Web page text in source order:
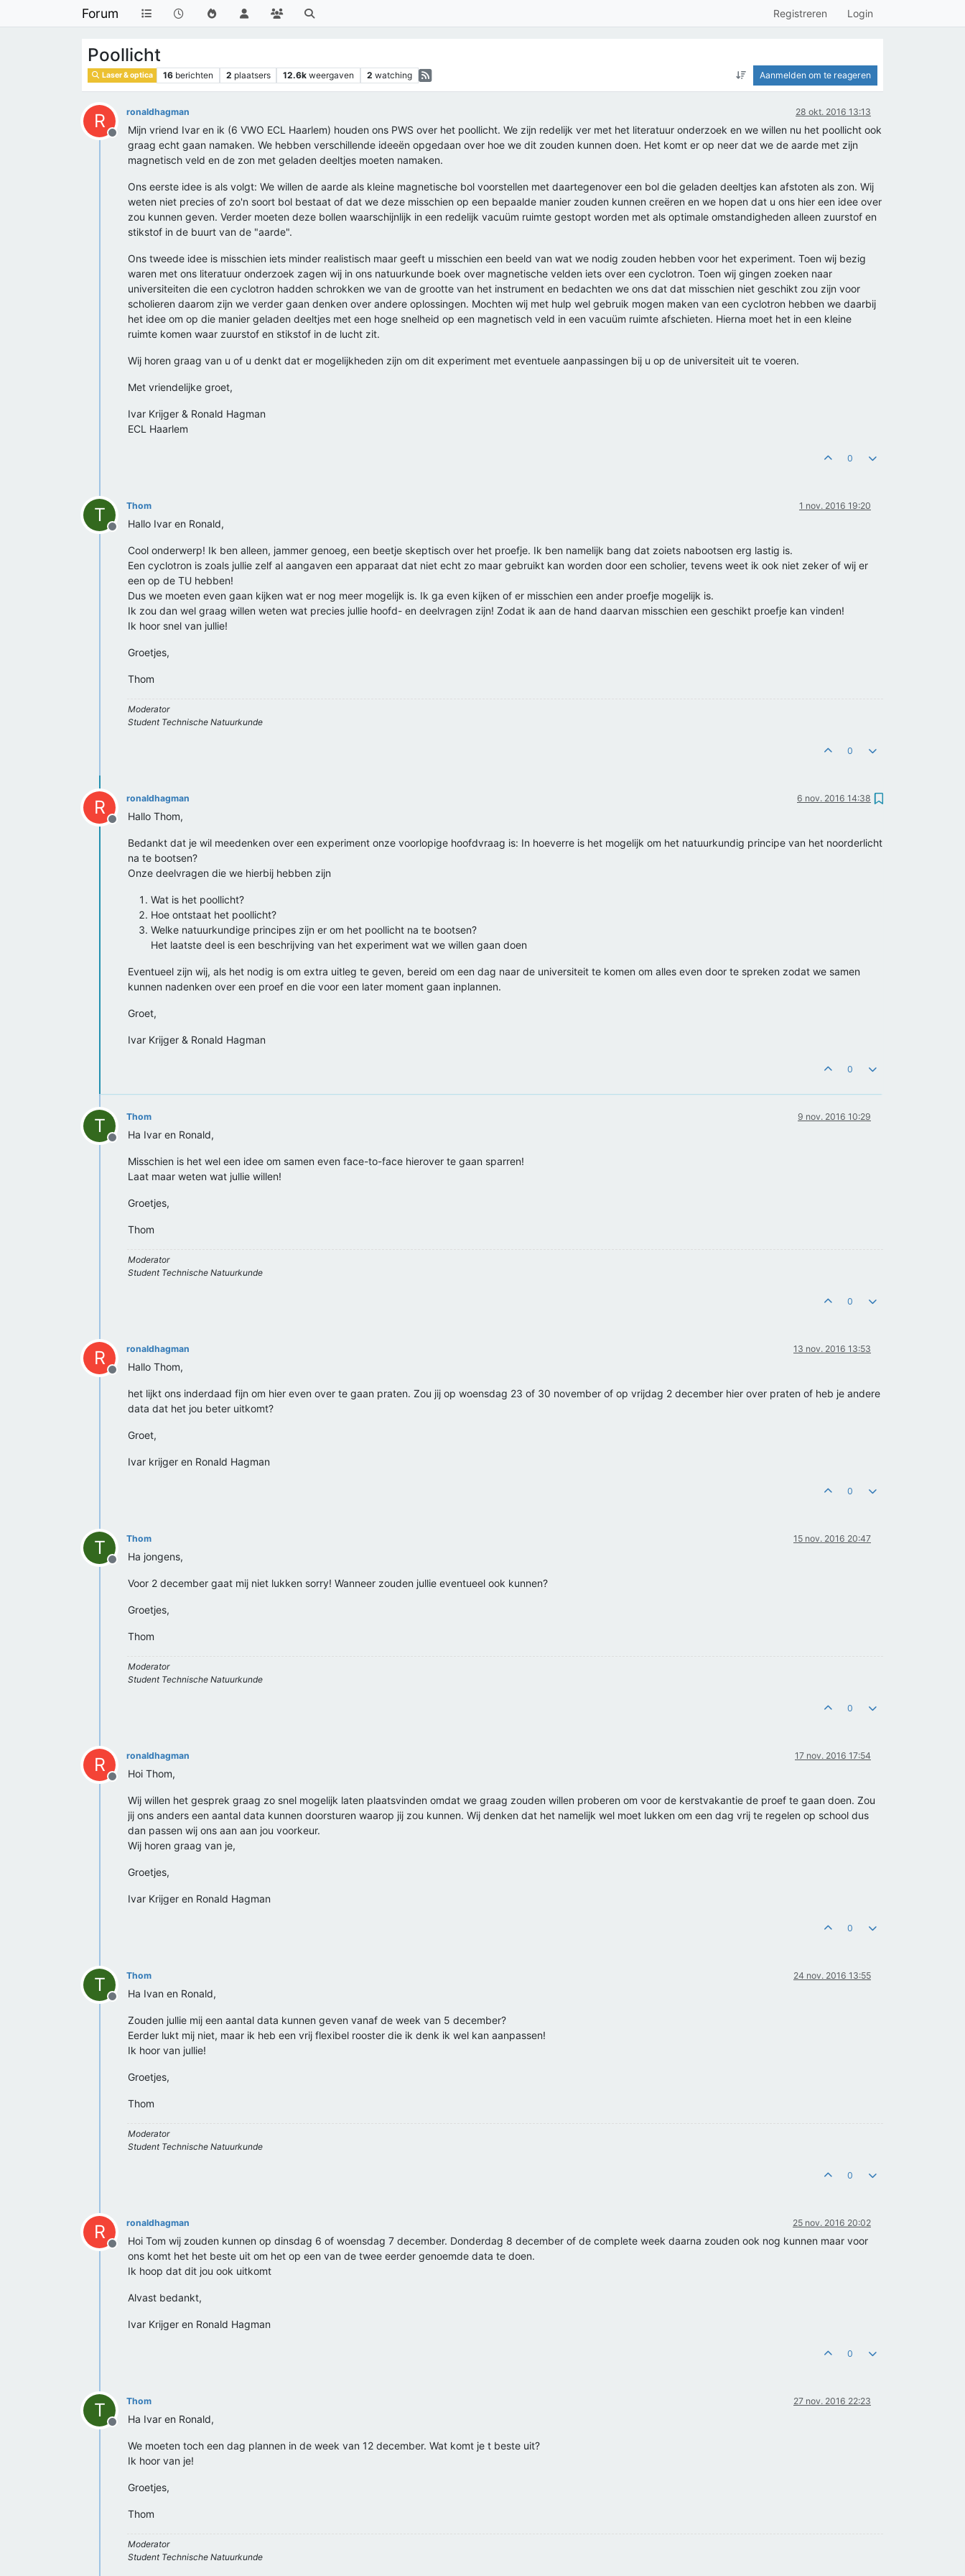
Forum Registreren Login
Poollicht
Laser & optica 16 berichten 2 plaatsers 12.6k weergaven 2 watching Aanmelden om te reageren
R
Offline
ronaldhagman 28 okt. 2016 13:13
Mijn vriend Ivar en ik (6 VWO ECL Haarlem) houden ons PWS over het poollicht. We zijn redelijk ver met het literatuur onderzoek en we willen nu het poollicht ook
graag echt gaan namaken. We hebben verschillende ideeën opgedaan over hoe we dit zouden kunnen doen. Het komt er op neer dat we de aarde met zijn
magnetisch veld en de zon met geladen deeltjes moeten namaken.
Ons eerste idee is als volgt: We willen de aarde als kleine magnetische bol voorstellen met daartegenover een bol die geladen deeltjes kan afstoten als zon. Wij
weten niet precies of zo'n soort bol bestaat of dat we deze misschien op een bepaalde manier zouden kunnen creëren en we hopen dat u ons hier een idee over
zou kunnen geven. Verder moeten deze bollen waarschijnlijk in een redelijk vacuüm ruimte gestopt worden met als optimale omstandigheden alleen zuurstof en
stikstof in de buurt van de "aarde".
Ons tweede idee is misschien iets minder realistisch maar geeft u misschien een beeld van wat we nodig zouden hebben voor het experiment. Toen wij bezig
waren met ons literatuur onderzoek zagen wij in ons natuurkunde boek over magnetische velden iets over een cyclotron. Toen wij gingen zoeken naar
universiteiten die een cyclotron hadden schrokken we van de grootte van het instrument en bedachten we ons dat dat misschien niet geschikt zou zijn voor
scholieren daarom zijn we verder gaan denken over andere oplossingen. Mochten wij met hulp wel gebruik mogen maken van een cyclotron hebben we daarbij
het idee om op die manier geladen deeltjes met een hoge snelheid op een magnetisch veld in een vacuüm ruimte afschieten. Hierna moet het in een kleine
ruimte komen waar zuurstof en stikstof in de lucht zit.
Wij horen graag van u of u denkt dat er mogelijkheden zijn om dit experiment met eventuele aanpassingen bij u op de universiteit uit te voeren.
Met vriendelijke groet,
Ivar Krijger & Ronald Hagman
ECL Haarlem
0
T
Offline
Thom 1 nov. 2016 19:20
Hallo Ivar en Ronald,
Cool onderwerp! Ik ben alleen, jammer genoeg, een beetje skeptisch over het proefje. Ik ben namelijk bang dat zoiets nabootsen erg lastig is.
Een cyclotron is zoals jullie zelf al aangaven een apparaat dat niet echt zo maar gebruikt kan worden door een scholier, tevens weet ik ook niet zeker of wij er
een op de TU hebben!
Dus we moeten even gaan kijken wat er nog meer mogelijk is. Ik ga even kijken of er misschien een ander proefje mogelijk is.
Ik zou dan wel graag willen weten wat precies jullie hoofd- en deelvragen zijn! Zodat ik aan de hand daarvan misschien een geschikt proefje kan vinden!
Ik hoor snel van jullie!
Groetjes,
Thom
Moderator
Student Technische Natuurkunde
0
R
Offline
ronaldhagman 6 nov. 2016 14:38
Hallo Thom,
Bedankt dat je wil meedenken over een experiment onze voorlopige hoofdvraag is: In hoeverre is het mogelijk om het natuurkundig principe van het noorderlicht
na te bootsen?
Onze deelvragen die we hierbij hebben zijn
Wat is het poollicht?
Hoe ontstaat het poollicht?
Welke natuurkundige principes zijn er om het poollicht na te bootsen?
Het laatste deel is een beschrijving van het experiment wat we willen gaan doen
Eventueel zijn wij, als het nodig is om extra uitleg te geven, bereid om een dag naar de universiteit te komen om alles even door te spreken zodat we samen
kunnen nadenken over een proef en die voor een later moment gaan inplannen.
Groet,
Ivar Krijger & Ronald Hagman
0
T
Offline
Thom 9 nov. 2016 10:29
Ha Ivar en Ronald,
Misschien is het wel een idee om samen even face-to-face hierover te gaan sparren!
Laat maar weten wat jullie willen!
Groetjes,
Thom
Moderator
Student Technische Natuurkunde
0
R
Offline
ronaldhagman 13 nov. 2016 13:53
Hallo Thom,
het lijkt ons inderdaad fijn om hier even over te gaan praten. Zou jij op woensdag 23 of 30 november of op vrijdag 2 december hier over praten of heb je andere
data dat het jou beter uitkomt?
Groet,
Ivar krijger en Ronald Hagman
0
T
Offline
Thom 15 nov. 2016 20:47
Ha jongens,
Voor 2 december gaat mij niet lukken sorry! Wanneer zouden jullie eventueel ook kunnen?
Groetjes,
Thom
Moderator
Student Technische Natuurkunde
0
R
Offline
ronaldhagman 17 nov. 2016 17:54
Hoi Thom,
Wij willen het gesprek graag zo snel mogelijk laten plaatsvinden omdat we graag zouden willen proberen om voor de kerstvakantie de proef te gaan doen. Zou
jij ons anders een aantal data kunnen doorsturen waarop jij zou kunnen. Wij denken dat het namelijk wel moet lukken om een dag vrij te regelen op school dus
dan passen wij ons aan aan jou voorkeur.
Wij horen graag van je,
Groetjes,
Ivar Krijger en Ronald Hagman
0
T
Offline
Thom 24 nov. 2016 13:55
Ha Ivan en Ronald,
Zouden jullie mij een aantal data kunnen geven vanaf de week van 5 december?
Eerder lukt mij niet, maar ik heb een vrij flexibel rooster die ik denk ik wel kan aanpassen!
Ik hoor van jullie!
Groetjes,
Thom
Moderator
Student Technische Natuurkunde
0
R
Offline
ronaldhagman 25 nov. 2016 20:02
Hoi Tom wij zouden kunnen op dinsdag 6 of woensdag 7 december. Donderdag 8 december of de complete week daarna zouden ook nog kunnen maar voor
ons komt het het beste uit om het op een van de twee eerder genoemde data te doen.
Ik hoop dat dit jou ook uitkomt
Alvast bedankt,
Ivar Krijger en Ronald Hagman
0
T
Offline
Thom 27 nov. 2016 22:23
Ha Ivar en Ronald,
We moeten toch een dag plannen in de week van 12 december. Wat komt je t beste uit?
Ik hoor van je!
Groetjes,
Thom
Moderator
Student Technische Natuurkunde